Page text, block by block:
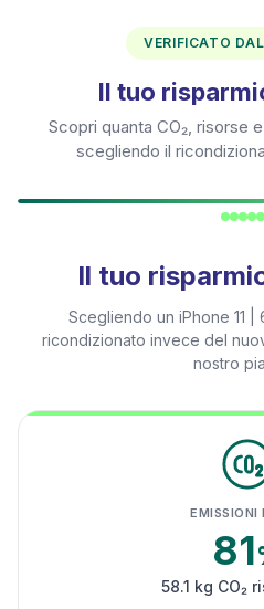
VERIFICATO
Il tuo
Scopri quanta CO₂, risorse
scegliendo il
Il tuo
Scegliendo un iPhone 11 |
ricondizionato invece del
nostro
EMISSIONI
81
58.1 kg CO₂